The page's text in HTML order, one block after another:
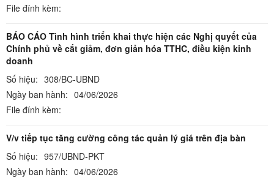
File đính kèm:
BÁO CÁO Tình hình triển khai thực hiện các Nghị quyết của
Chính phủ về cắt giảm, đơn giản hóa TTHC, điều kiện kinh
doanh
Số hiệu: 308/BC-UBND
Ngày ban hành: 04/06/2026
File đính kèm:
V/v tiếp tục tăng cường công tác quản lý giá trên địa bàn
Số hiệu: 957/UBND-PKT
Ngày ban hành: 04/06/2026